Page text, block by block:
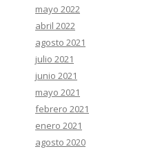
mayo 2022
abril 2022
agosto 2021
julio 2021
junio 2021
mayo 2021
febrero 2021
enero 2021
agosto 2020